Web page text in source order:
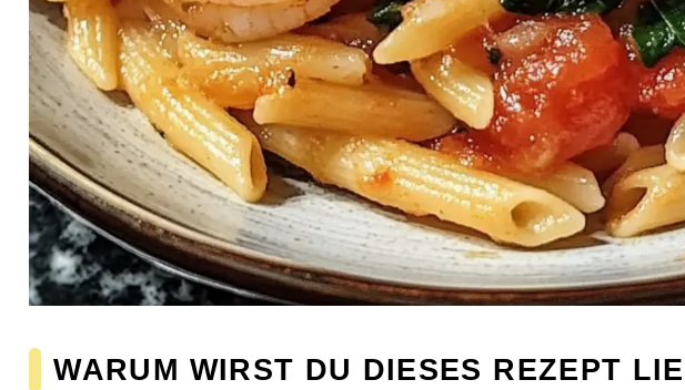
WARUM WIRST DU DIESES REZEPT